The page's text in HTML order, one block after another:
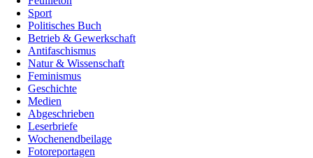
Sport
Politisches Buch
Betrieb & Gewerkschaft
Antifaschismus
Natur & Wissenschaft
Feminismus
Geschichte
Medien
Abgeschrieben
Leserbriefe
Wochenendbeilage
Fotoreportagen